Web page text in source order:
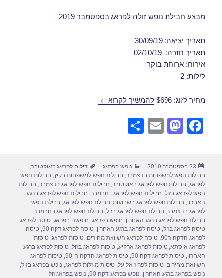
מבצע חבילת נופש זולה לפראג בספטמבר 2019
תאריך יציאה: 30/09/19
תאריך חזרה: 02/10/19
אירוח: ארוחת בוקר
לילות: 2
מחיר לזוג: $696 להמשיך לקרוא חבילות נופש לפראג בספטמבר 30/09/2019
F
e
b
o
o
k
M
o
d
o
n
E
e
פורסם
בתאריך
23 בספטמבר 2019 קטגוריות
נופש בפראג תגיות
דילים לפראג באוקטובר,
חבילות נופש למשפחות בדצמבר, חבילות נופש למשפחות בקיץ, חבילות נופש
לפראג, חבילות נופש לפראג באוקטובר, חבילות נופש לפראג בדצמבר, חבילות
נופש לפראג בזול, חבילות נופש לפראג בנובמבר, חבילות נופש לפראג ברגע
האחרון, חבילות נופש לפראג בשבועות, חבילת נופש לפראג, חבילת נופש
לפראג בדצמבר, חבילת נופש לפראג בזול, חבילת נופש לפראג בנובמבר,
חבילת נופש לפראג ברגע האחרון, חופש בפראג, חופשה בפראג,טיסה לפראג,
טיסה לפראג בזול,טיסה לפראג ברגע האחרון,טיסה לפראג דקה 90 ,טיסה
לפראג הדקה ה90
,טיסה לפראג השוואת מחירים,טיסות לפראג,טיסות
לפראג איסתא,טיסות לפראג ארקיע,טיסות לפראג בזול,טיסות לפראג ברגע
האחרון,טיסות לפראג דקה 90 ,טיסות לפראג הדקה ה-90 ,טיסות לפראג
השוואת מחירים,טיסות לפריז אל על,טיסות מוזלות לפראג, נופש בפראג בזול,
נופש בפראג ברגע האחרון, נופש בפראג דקה 90 , נופש בפראג זול